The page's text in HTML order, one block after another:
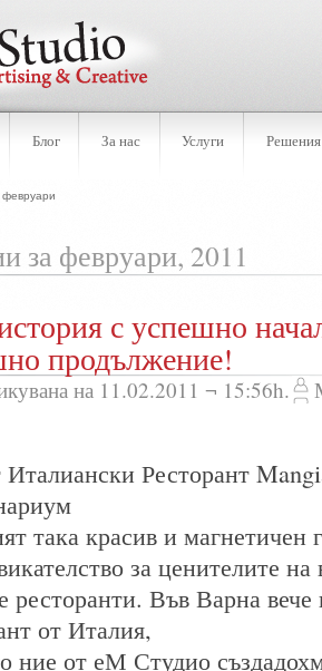
Блог За нас Услуги Решения
февруари
за февруари, 2011
с успешно
продължение!
на 11.02.2011 ¬ 15:56h.
Ресторант
така красив и магнетичен
за ценителите
ресторанти. Във Варна
от Италия,
ние от еМ Студио